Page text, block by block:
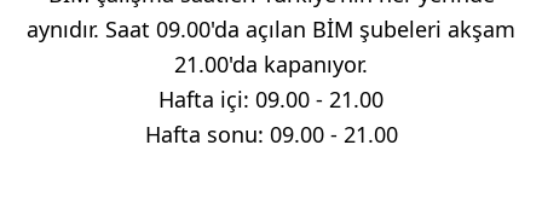
aynıdır. Saat 09.00'da açılan BİM şubeleri akşam
21.00'da kapanıyor.
Hafta içi: 09.00 - 21.00
Hafta sonu: 09.00 - 21.00